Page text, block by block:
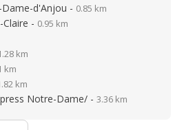
d'Anjou - 0.85 km
- 0.95 km
km
km
km
Notre-Dame/ - 3.36 km